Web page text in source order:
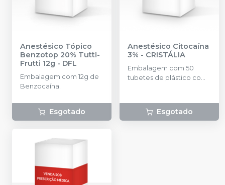
Anestésico Tópico
Benzotop 20% Tutti-
Frutti 12g - DFL
Embalagem com 12g de
Benzocaína.
Esgotado
Anestésico Citocaína
3% - CRISTÁLIA
Embalagem com 50
tubetes de plástico com
Esgotado